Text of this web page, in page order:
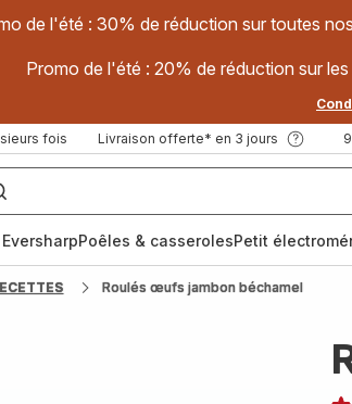
de l'été : 30% de réduction sur toutes
Promo de l'été : 20% de réduction sur
fois Livraison offerte* en 3 jours
Poêles & casserolesPetit
Roulés œufs jambon béchamel